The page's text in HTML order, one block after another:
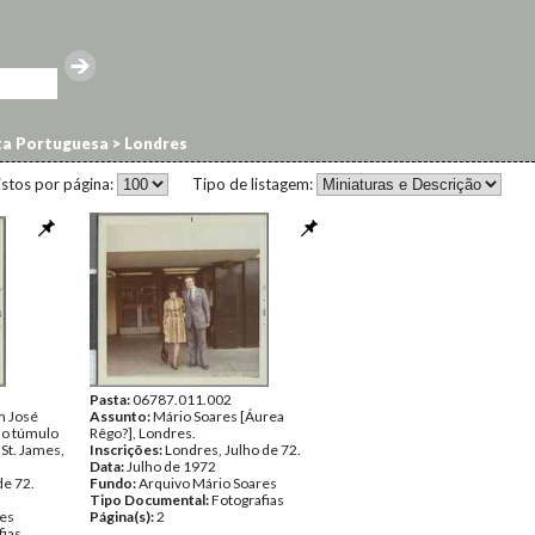
Portuguesa > Londres
Tipo de listagem:
por página:
José
túmulo
James,
72.
Pasta:06787.011.002
Assunto:Mário Soares [Áurea
Rêgo?], Londres.
Inscrições:Londres, Julho de 72.
Data:Julho de 1972
Fundo:Arquivo Mário Soares
Tipo Documental:Fotografias
Página(s):2